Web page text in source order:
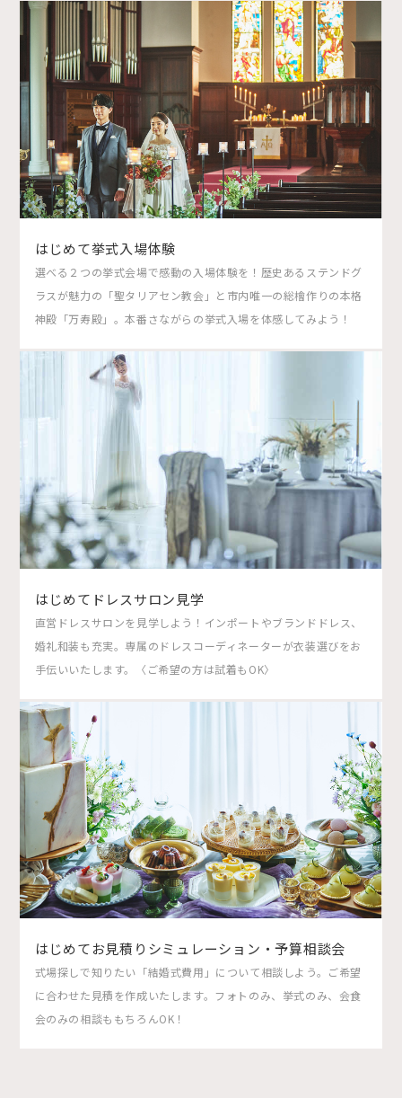
はじめて挙式入場体験
選べる２つの挙式会場で感動の入場体験を！歴史あるステンドグ
ラスが魅力の「聖タリアセン教会」と市内唯一の総檜作りの本格
神殿「万寿殿」。本番さながらの挙式入場を体感してみよう！
はじめてドレスサロン見学
直営ドレスサロンを見学しよう！インポートやブランドドレス、
婚礼和装も充実。専属のドレスコーディネーターが衣装選びをお
手伝いいたします。〈ご希望の方は試着もOK〉
はじめてお見積りシミュレーション・予算相談会
式場探しで知りたい「結婚式費用」について相談しよう。ご希望
に合わせた見積を作成いたします。フォトのみ、挙式のみ、会食
会のみの相談ももちろんOK！